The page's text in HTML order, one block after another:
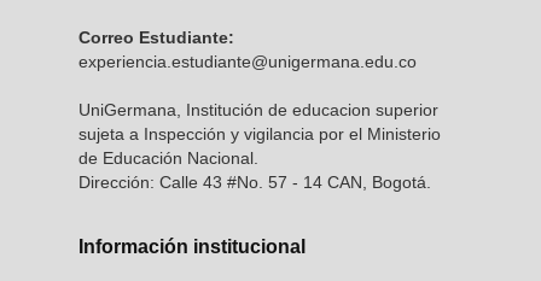
Correo Estudiante:
experiencia.estudiante@unigermana.edu.co
UniGermana, Institución de educacion superior
sujeta a Inspección y vigilancia por el Ministerio
de Educación Nacional.
Dirección: Calle 43 #No. 57 - 14 CAN, Bogotá.
Información institucional